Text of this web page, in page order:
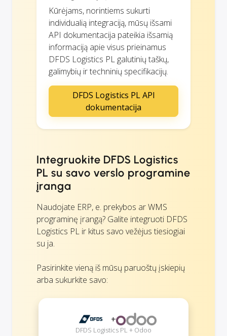
Kūrėjams, norintiems sukurti
individualią integraciją, mūsų išsami
API dokumentacija pateikia išsamią
informaciją apie visus prieinamus
DFDS Logistics PL galutinių taškų,
galimybių ir techninių specifikacijų.
DFDS Logistics PL API
dokumentacija
Integruokite DFDS Logistics
PL su savo verslo programine
įranga
Naudojate ERP, e. prekybos ar WMS
programinę įrangą? Galite integruoti DFDS
Logistics PL ir kitus savo vežėjus tiesiogiai
su ja.
Pasirinkite vieną iš mūsų paruoštų įskiepių
arba sukurkite savo:
+
DFDS Logistics PL + Odoo